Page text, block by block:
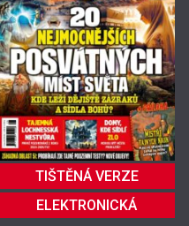
TIŠTĚNÁ VERZE
ELEKTRONICKÁ